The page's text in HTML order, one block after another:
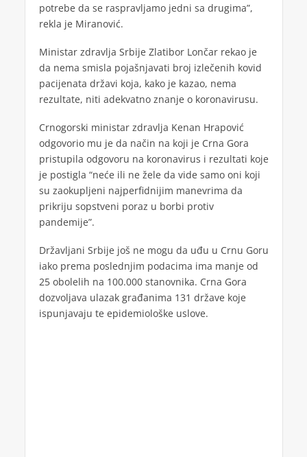
potrebe da se raspravljamo jedni sa drugima”,
rekla je Miranović.
Ministar zdravlja Srbije Zlatibor Lončar rekao je
da nema smisla pojašnjavati broj izlečenih kovid
pacijenata državi koja, kako je kazao, nema
rezultate, niti adekvatno znanje o koronavirusu.
Crnogorski ministar zdravlja Kenan Hrapović
odgovorio mu je da način na koji je Crna Gora
pristupila odgovoru na koronavirus i rezultati koje
je postigla “neće ili ne žele da vide samo oni koji
su zaokupljeni najperfidnijim manevrima da
prikriju sopstveni poraz u borbi protiv
pandemije”.
Državljani Srbije još ne mogu da uđu u Crnu Goru
iako prema poslednjim podacima ima manje od
25 obolelih na 100.000 stanovnika. Crna Gora
dozvoljava ulazak građanima 131 države koje
ispunjavaju te epidemiološke uslove.